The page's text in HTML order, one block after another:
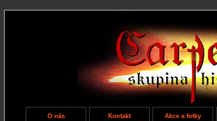
O nás Kontakt Akce a fotky